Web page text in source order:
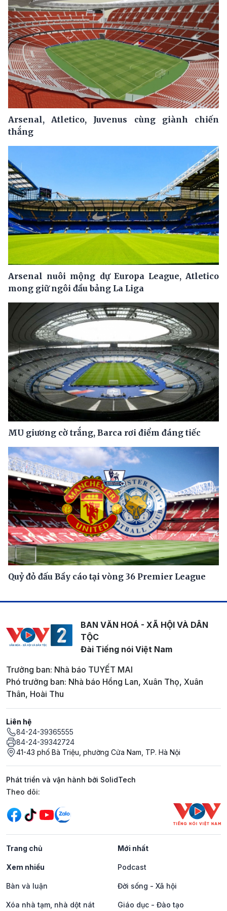
Arsenal, Atletico, Juvenus cùng giành chiến
thắng
Arsenal nuôi mộng dự Europa League, Atletico
mong giữ ngôi đầu bảng La Liga
MU giương cờ trắng, Barca rơi điểm đáng tiếc
Quỷ đỏ đấu Bầy cáo tại vòng 36 Premier League
BAN VĂN HOÁ - XÃ HỘI VÀ DÂN
TỘC
Đài Tiếng nói Việt Nam
Trưởng ban: Nhà báo TUYẾT MAI
Phó trưởng ban: Nhà báo Hồng Lan, Xuân Thọ, Xuân
Thân, Hoài Thu
Liên hệ
84-24-39365555
84-24-39342724
41-43 phố Bà Triệu, phường Cửa Nam, TP. Hà Nội
Phát triển và vận hành bởi SolidTech
Mạng xã hội
Theo dõi:
Trang chủ Mới nhất
Xem nhiều Podcast
Bàn và luận Đời sống - Xã hội
Xóa nhà tạm, nhà dột nát Giáo dục - Đào tạo